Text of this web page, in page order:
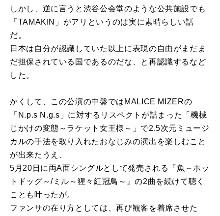
しかし、逆に言うと渋谷公会堂のような公共施設でも
「TAMAKIN」がアリというのは実に素晴らしい話
だ。
日本は自分が認識していた以上に表現の自由がまだま
だ担保されている国であるのだな、と再認識するなど
した。
かくして、この公演の中盤ではMALICE MIZERの
「N.p.s N.g.s」に対するリスペクトが詰まった「機械
じかけの変態～ラケット女王様～」で2.5次元ミュージ
カルの手法を取り入れたおなじみの演出を楽しむこと
が出来たうえ、
5月20日に両A面シングルとして発売される『魚～ホッ
トドッグ～/ミル～猩々紅冠鳥～』の2曲を続けて聴く
ことも叶ったが。
ファンサの在り方としては、再び観客を着席させた